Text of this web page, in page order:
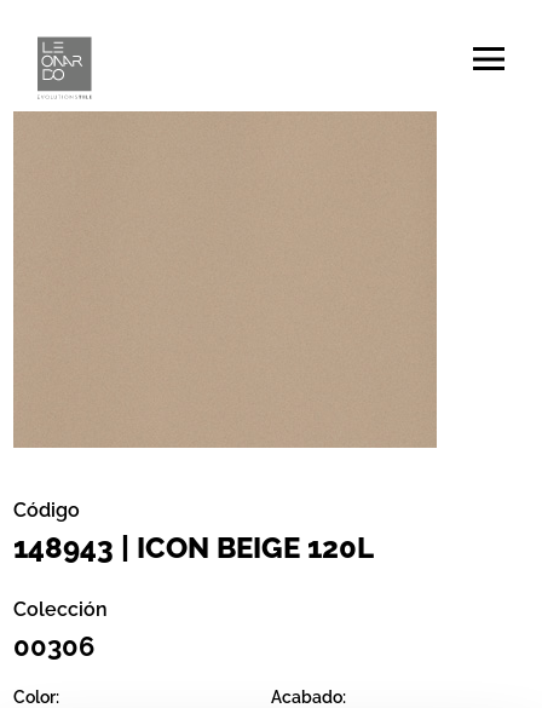
Código
148943 | ICON BEIGE 120L
Colección
00306
Color:
Acabado: